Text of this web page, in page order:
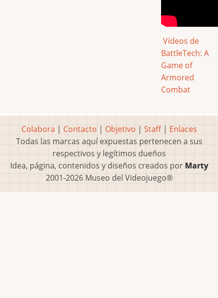
Vídeos de
BattleTech: A
Game of
Armored
Combat
Colabora | Contacto | Objetivo | Staff| Enlaces
Todas las marcas aquí expuestas pertenecen a sus
respectivos y legítimos dueños
Idea, página, contenidos y diseños creados por Marty
2001-2026 Museo del Videojuego®